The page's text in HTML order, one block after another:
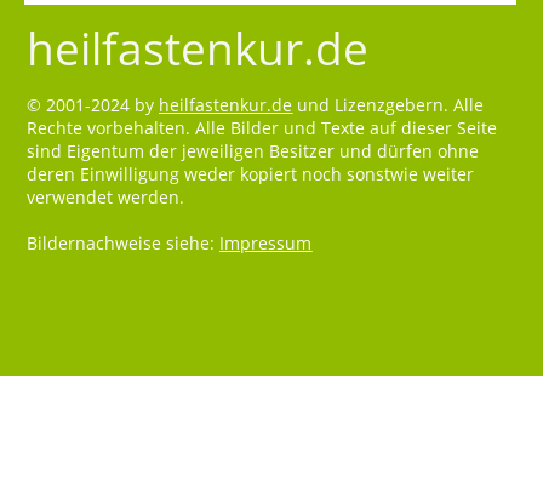
heilfastenkur.de
© 2001-2024 by heilfastenkur.de und Lizenzgebern. Alle
Rechte vorbehalten. Alle Bilder und Texte auf dieser Seite
sind Eigentum der jeweiligen Besitzer und dürfen ohne
deren Einwilligung weder kopiert noch sonstwie weiter
verwendet werden.
Bildernachweise siehe: Impressum